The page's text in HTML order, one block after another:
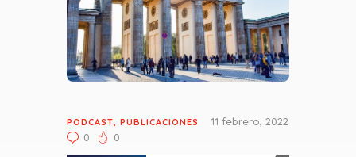
PODCAST, PUBLICACIONES
11 febrero, 2022
0
0